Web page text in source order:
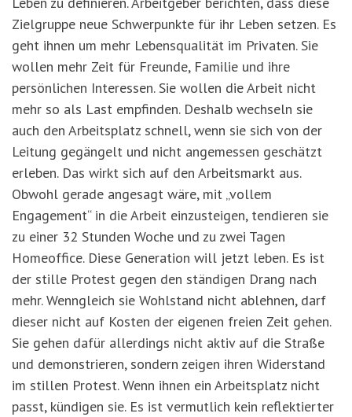
Zielgruppe neue Schwerpunkte für ihr Leben setzen. Es
geht ihnen um mehr Lebensqualität im Privaten. Sie
wollen mehr Zeit für Freunde, Familie und ihre
persönlichen Interessen. Sie wollen die Arbeit nicht
mehr so als Last empfinden. Deshalb wechseln sie
auch den Arbeitsplatz schnell, wenn sie sich von der
Leitung gegängelt und nicht angemessen geschätzt
erleben. Das wirkt sich auf den Arbeitsmarkt aus.
Obwohl gerade angesagt wäre, mit „vollem
Engagement“ in die Arbeit einzusteigen, tendieren sie
zu einer 32 Stunden Woche und zu zwei Tagen
Homeoffice. Diese Generation will jetzt leben. Es ist
der stille Protest gegen den ständigen Drang nach
mehr. Wenngleich sie Wohlstand nicht ablehnen, darf
dieser nicht auf Kosten der eigenen freien Zeit gehen.
Sie gehen dafür allerdings nicht aktiv auf die Straße
und demonstrieren, sondern zeigen ihren Widerstand
im stillen Protest. Wenn ihnen ein Arbeitsplatz nicht
passt, kündigen sie. Es ist vermutlich kein reflektierter